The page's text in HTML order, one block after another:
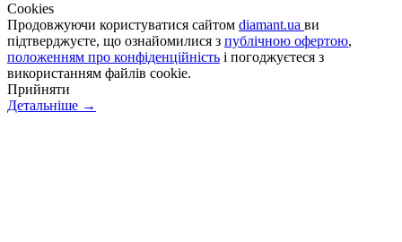
Сookies
Продовжуючи користуватися сайтом diamant.ua ви
підтверджуєте, що ознайомилися з публічною офертою,
положенням про конфіденційність і погоджуєтеся з
використанням файлів cookie.
Прийняти
Детальніше →